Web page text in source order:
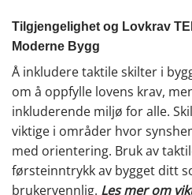
Tilgjengelighet og Lovkrav
Moderne Bygg
Å inkludere taktile skilter i
om å oppfylle lovens krav,
inkluderende miljø for alle.
viktige i områder hvor
med orientering. Bruk av
førsteinntrykk av bygget ditt
brukervennlig. Les mer om